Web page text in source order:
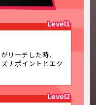
Level1
リーチした時、
ナポイントとエク
Level2